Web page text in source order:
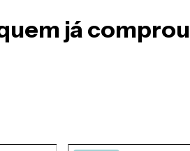
já comprou